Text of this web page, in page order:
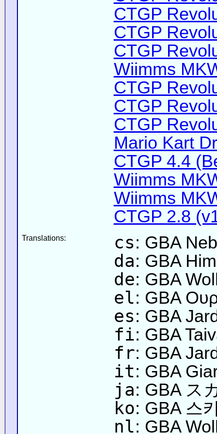
CTGP
CTGP
CTGP
Wiimms
CTGP
CTGP
CTGP
Mario Kart
CTGP 4.4
Wiimms
Wiimms
CTGP 2.8
Translations: cs: GBA
da: GBA
de: GBA
el: GBA
es: GBA
fi: GBA
fr: GBA
it: GBA
ja: GBA ス
ko: GBA 스
nl: GBA